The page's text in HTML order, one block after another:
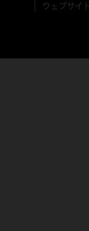
ウェブサイ